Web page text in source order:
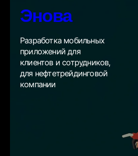
Энова
Разработка мобильных
приложений для
клиентов и сотрудников,
для нефтетрейдинговой
компании